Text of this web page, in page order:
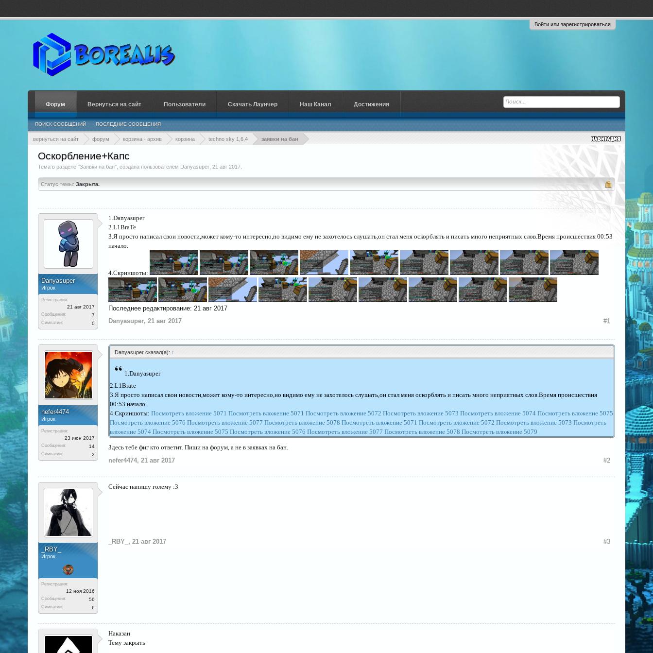
Войти или зарегистрироваться
вернуться на сайт форум корзина - архив корзина techno sky 1,6,4 заявки на бан
Оскорбление+Капс
Тема в разделе "Заявки на бан", создана пользователем Danyasuper 21 авг 2017
Статус темы: Закрыта.
Danyasuper
Игрок
Регистрация:
21 авг 2017
Сообщения: 7
Симпатии: 0
1.Danyasuper
2.L1BraTe
3.Я просто написал свои новости,может кому-то интересно,но видимо ему не захотелось слушать,он стал меня оскорблять и писать много неприятных слов.Время происшествия 00:53
начало.
4.Скриншоты:
Последнее редактирование: 21 авг 2017
Danyasuper, 21 авг 2017 #1
nefer4474
Игрок
Регистрация:
23 июн 2017
Сообщения: 14
Симпатии: 2
Danyasuper сказал(а): ↑
“ 1.Danyasuper
2.L1Brate
3.Я просто написал свои новости,может кому-то интересно,но видимо ему не захотелось слушать,он стал меня оскорблять и писать много неприятных слов.Время происшествия
00:53 начало.
4.Скриншоты: Посмотреть вложение 5071 Посмотреть вложение 5071 Посмотреть вложение 5072 Посмотреть вложение 5073 Посмотреть вложение 5074 Посмотреть вложение 5075
Посмотреть вложение 5076 Посмотреть вложение 5077 Посмотреть вложение 5078 Посмотреть вложение 5071 Посмотреть вложение 5072 Посмотреть вложение 5073 Посмотреть
вложение 5074 Посмотреть вложение 5075 Посмотреть вложение 5076 Посмотреть вложение 5077 Посмотреть вложение 5078 Посмотреть вложение 5079
Здесь тебе фиг кто ответит. Пиши на форум, а не в заявках на бан.
nefer4474, 21 авг 2017 #2
_RBY_
Игрок
Регистрация:
12 ноя 2016
Сообщения: 56
Симпатии: 6
Сейчас напишу голему :3
_RBY_ , 21 авг 2017 #3
Наказан
Тему закрыть
Форум
ПОИСК СООБЩЕНИЙ ПОСЛЕДНИЕ СООБЩЕНИЯ
Вернуться на сайт Пользователи Скачать Лаунчер Наш Канал Достижения